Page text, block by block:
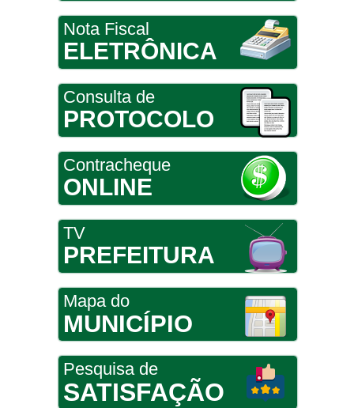
Nota Fiscal
ELETRÔNICA
Consulta de
PROTOCOLO
Contracheque
ONLINE
TV
PREFEITURA
Mapa do
MUNICÍPIO
Pesquisa de
SATISFAÇÃO